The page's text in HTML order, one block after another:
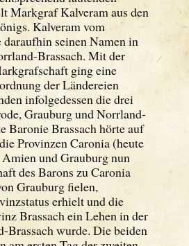
Markgraf Kalveram aus den
Kalveram vom
seinen Namen in
Brassach. Mit der
ging eine
der Ländereien
infolgedessen die drei
Grauburg und Norrland-
Baronie Brassach hörte auf
Provinzen Caronia (heute
und Grauburg nun
des Barons zu Caronia
Grauburg fielen,
erhielt und die
Brassach ein Lehen in der
Brassach wurde. Die beiden